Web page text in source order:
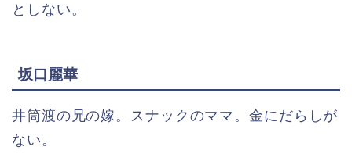
としない。
坂口麗華
井筒渡の兄の嫁。スナックのママ。金にだらしが
ない。